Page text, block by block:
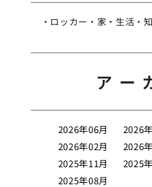
ロッカー 家 生活
アー
2026年06月 2026
2026年02月
2026
2025年11月
2025
2025年08月